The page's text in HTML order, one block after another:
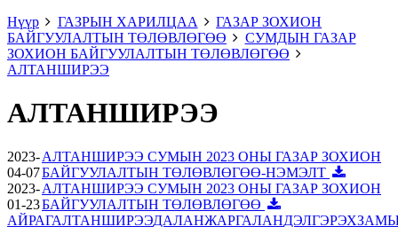
Нүүр
ГАЗРЫН ХАРИЛЦАА
ГАЗАР ЗОХИОН
БАЙГУУЛАЛТЫН ТӨЛӨВЛӨГӨӨ
СУМДЫН ГАЗАР
ЗОХИОН БАЙГУУЛАЛТЫН ТӨЛӨВЛӨГӨӨ
АЛТАНШИРЭЭ
АЛТАНШИРЭЭ
2023-
04-07
АЛТАНШИРЭЭ СУМЫН 2023 ОНЫ ГАЗАР ЗОХИОН
БАЙГУУЛАЛТЫН ТӨЛӨВЛӨГӨӨ-НЭМЭЛТ
2023-
01-23
АЛТАНШИРЭЭ СУМЫН 2023 ОНЫ ГАЗАР ЗОХИОН
БАЙГУУЛАЛТЫН ТӨЛӨВЛӨГӨӨ
АЙРАГАЛТАНШИРЭЭДАЛАНЖАРГАЛАНДЭЛГЭРЭХ